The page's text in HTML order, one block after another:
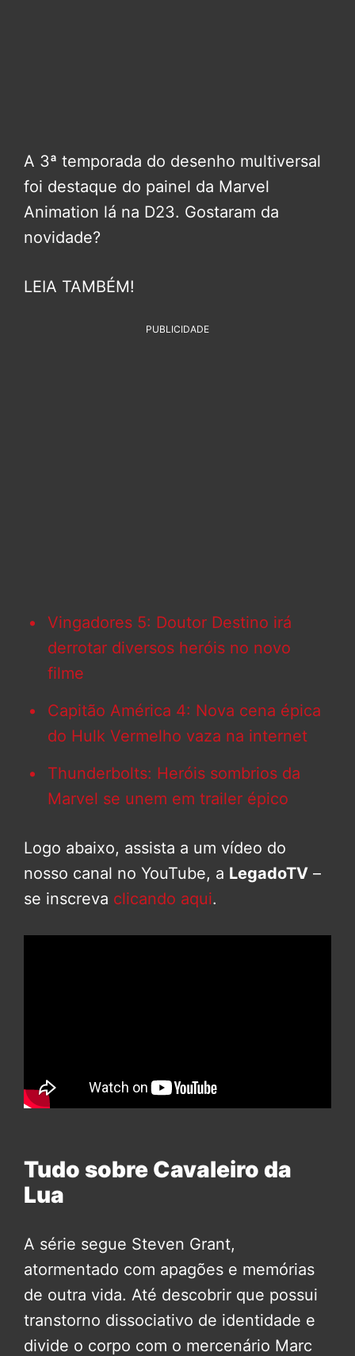
A 3ª temporada do desenho multiversal
foi destaque do painel da Marvel
Animation lá na D23. Gostaram da
novidade?
LEIA TAMBÉM!
PUBLICIDADE
Vingadores 5: Doutor Destino irá
derrotar diversos heróis no novo
filme
Capitão América 4: Nova cena épica
do Hulk Vermelho vaza na internet
Thunderbolts: Heróis sombrios da
Marvel se unem em trailer épico
Logo abaixo, assista a um vídeo do
nosso canal no YouTube, a LegadoTV –
se inscreva clicando aqui.
Tudo sobre Cavaleiro da
Lua
A série segue Steven Grant,
atormentado com apagões e memórias
de outra vida. Até descobrir que possui
transtorno dissociativo de identidade e
divide o corpo com o mercenário Marc